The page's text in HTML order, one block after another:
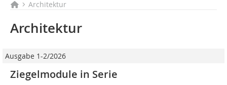
Architektur
Architektur
Ausgabe 1-2/2026
Ziegelmodule in Serie